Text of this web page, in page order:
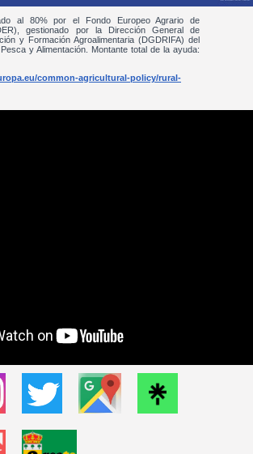
al 80% por el Fondo Europeo Agrario de
gestionado por la Dirección General de
y Formación Agroalimentaria (DGDRIFA) del
y Alimentación. Montante total de la ayuda:
common-agricultural-policy/rural-